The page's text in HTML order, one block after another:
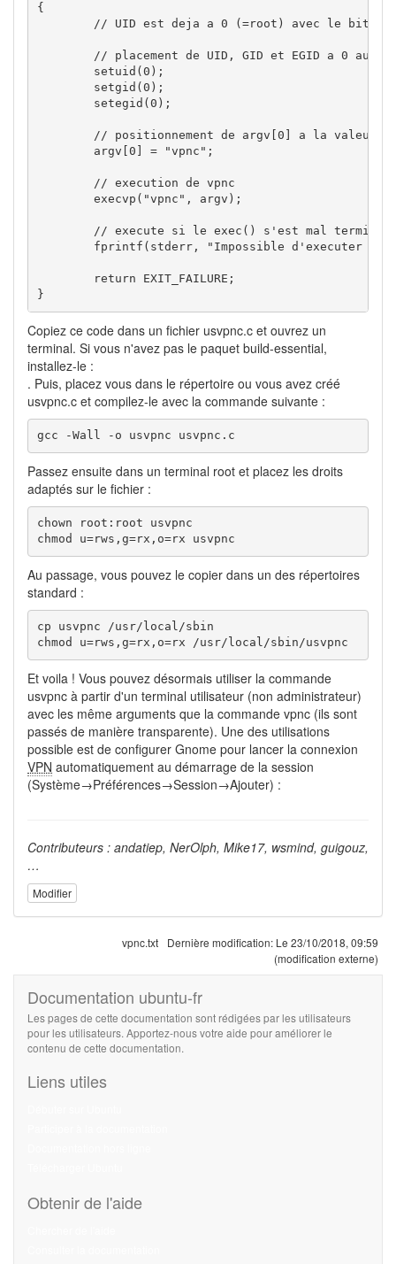
{
}
Copiez ce code dans un fichier usvpnc.c et ouvrez un
terminal. Si vous n'avez pas le paquet build-essential,
installez-le :
. Puis, placez vous dans le répertoire ou vous avez créé
usvpnc.c et compilez-le avec la commande suivante :
gcc -Wall -o usvpnc usvpnc.c
Passez ensuite dans un terminal root et placez les droits
adaptés sur le fichier :
chown root:root usvpnc
chmod u=rws,g=rx,o=rx usvpnc
Au passage, vous pouvez le copier dans un des répertoires
standard :
cp usvpnc /usr/local/sbin
chmod u=rws,g=rx,o=rx /usr/local/sbin/usvpnc
Et voila ! Vous pouvez désormais utiliser la commande
usvpnc à partir d'un terminal utilisateur (non administrateur)
avec les même arguments que la commande vpnc (ils sont
passés de manière transparente). Une des utilisations
possible est de configurer Gnome pour lancer la connexion
VPN automatiquement au démarrage de la session
(Système→Préférences→Session→Ajouter) :
Contributeurs : andatiep, NerOlph, Mike17, wsmind, guigouz,
…
Modifier
vpnc.txt Dernière modification: Le 23/10/2018, 09:59
(modification externe)
Documentation ubuntu-fr
Les pages de cette documentation sont rédigées par les utilisateurs
pour les utilisateurs. Apportez-nous votre aide pour améliorer le
contenu de cette documentation.
Liens utiles
Obtenir de l'aide